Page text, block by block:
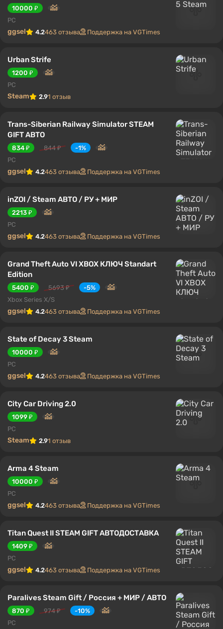
10000 ₽
PC
ggsel 4.2463 отзыва Поддержка на VGTimes
Urban Strife
1200 ₽
PC
Steam 2.91 отзыв
Trans-Siberian Railway Simulator STEAM
GIFT АВТО
834 ₽ 844 ₽
-1%
PC
ggsel 4.2463 отзыва Поддержка на VGTimes
inZOI / Steam АВТО / РУ + МИР
2213 ₽
PC
ggsel 4.2463 отзыва Поддержка на VGTimes
Grand Theft Auto VI XBOX КЛЮЧ Standart
Edition
5400 ₽ 5693 ₽
-5%
Xbox Series X/S
ggsel 4.2463 отзыва Поддержка на VGTimes
State of Decay 3 Steam
10000 ₽
PC
ggsel 4.2463 отзыва Поддержка на VGTimes
City Car Driving 2.0
1099 ₽
PC
Steam 2.91 отзыв
Arma 4 Steam
10000 ₽
PC
ggsel 4.2463 отзыва Поддержка на VGTimes
Titan Quest II STEAM GIFT АВТОДОСТАВКА
1409 ₽
PC
ggsel 4.2463 отзыва Поддержка на VGTimes
Paralives Steam Gift / Россия + МИР / АВТО
870 ₽ 974 ₽
-10%
PC